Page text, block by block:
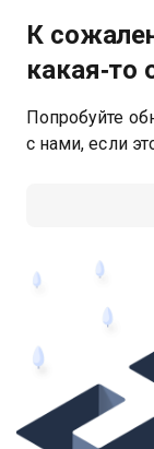
К
какая‑то
Попробуйте
с нами, если